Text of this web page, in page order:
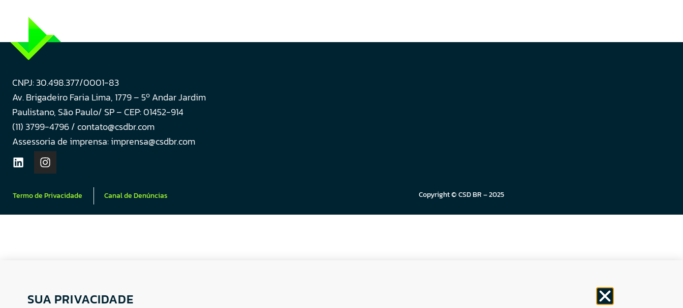
CNPJ: 30.498.377/0001-83
Av. Brigadeiro Faria Lima, 1779 – 5o Andar Jardim
Paulistano, São Paulo/ SP – CEP: 01452-914
(11) 3799-4796 / contato@csdbr.com
Assessoria de imprensa: imprensa@csdbr.com
Termo de Privacidade Canal de Denúncias Copyright © CSD BR – 2025
SUA PRIVACIDADE